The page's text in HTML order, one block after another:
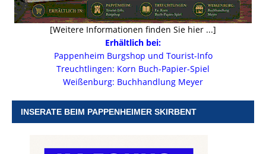
[Weitere Informationen finden Sie hier ...]
Erhältlich bei:
Pappenheim Burgshop und Tourist-Info
Treuchtlingen: Korn Buch-Papier-Spiel
Weißenburg: Buchhandlung Meyer
INSERATE BEIM PAPPENHEIMER SKIRBENT